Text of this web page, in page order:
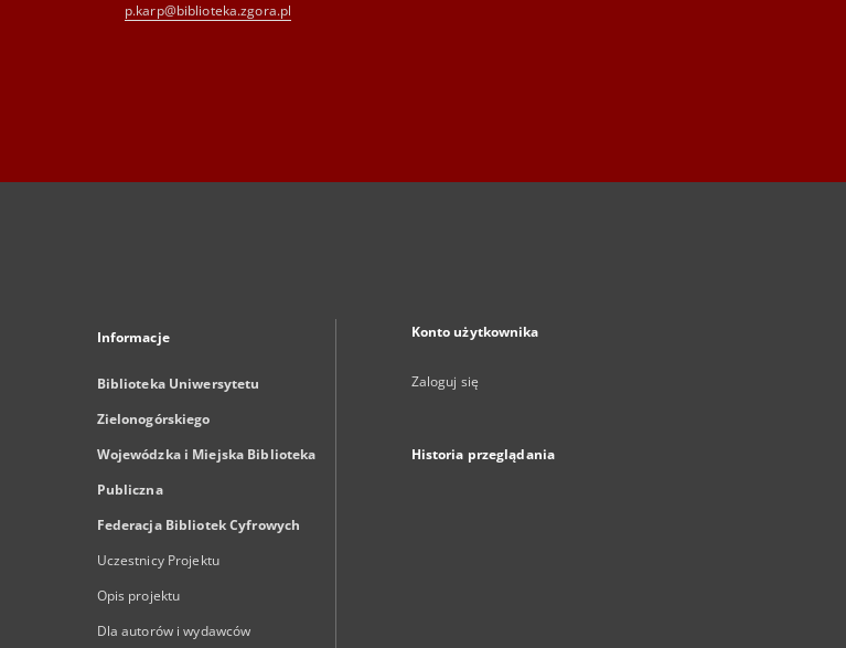
p.karp@biblioteka.zgora.pl
Informacje
Biblioteka Uniwersytetu
Zielonogórskiego
Wojewódzka i Miejska Biblioteka
Publiczna
Federacja Bibliotek Cyfrowych
Uczestnicy Projektu
Opis projektu
Dla autorów i wydawców
Konto użytkownika
Zaloguj się
Historia przeglądania